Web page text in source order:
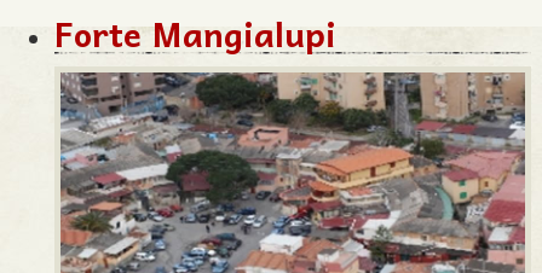
Forte Mangialupi